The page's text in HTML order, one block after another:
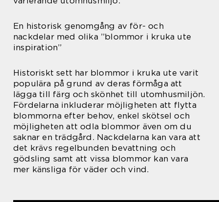
En historisk genomgång av för- och
nackdelar med olika ”blommor i kruka ute
inspiration”
Historiskt sett har blommor i kruka ute varit
populära på grund av deras förmåga att
lägga till färg och skönhet till utomhusmiljön.
Fördelarna inkluderar möjligheten att flytta
blommorna efter behov, enkel skötsel och
möjligheten att odla blommor även om du
saknar en trädgård. Nackdelarna kan vara att
det krävs regelbunden bevattning och
gödsling samt att vissa blommor kan vara
mer känsliga för väder och vind.